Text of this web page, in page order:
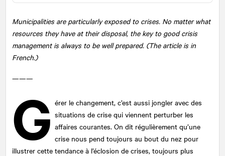
Municipalities are particularly exposed to crises. No matter what
resources they have at their disposal, the key to good crisis
management is always to be well prepared. (The article is in
French.)
———
G érer le changement, c’est aussi jongler avec des
situations de crise qui viennent perturber les
affaires courantes. On dit régulièrement qu’une
crise nous pend toujours au bout du nez pour
illustrer cette tendance à l’éclosion de crises, toujours plus